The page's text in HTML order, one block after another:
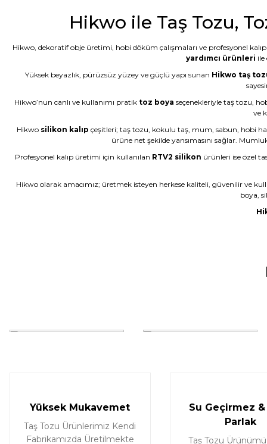
N... E... | 01/06/2026
Ürün çok güzel hediye için teşekkür ederim
F... Ö... | 16/05/2026
Firmanın hizmet ve iletişiminden memnunum
Hikwo ile Taş Tozu,
Hikwo, dekoratif obje üretimi, hobi döküm çalışmaları ve profesyonel
yardımcı ürünleri ile
Yüksek beyazlık, pürüzsüz yüzey ve güçlü yapı sunan Hikwo taş
Hikwo’nun canlı ve kullanımı pratik toz boya seçenekleriyle taş tozu,
ve
Hikwo silikon kalıp çeşitleri; taş tozu, kokulu taş, mum, sabun, hobi
ürüne net şekilde yansımasını sağlar.
Profesyonel kalıp üretimi için kullanılan RTV2 silikon ürünleri ise özel
Hikwo olarak amacımız; üretmek isteyen herkese kaliteli, güvenilir ve
boya,
Yüksek Mukavemet
Taş Tozu Ürünlerimiz Kendi
Fabrikamızda Üretilmekte
Su Geçirmez
Parlak
Taş Tozu